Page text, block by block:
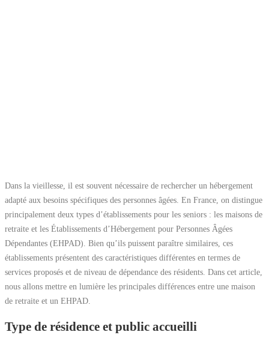
Dans la vieillesse, il est souvent nécessaire de rechercher un hébergement
adapté aux besoins spécifiques des personnes âgées. En France, on distingue
principalement deux types d’établissements pour les seniors : les maisons de
retraite et les Établissements d’Hébergement pour Personnes Âgées
Dépendantes (EHPAD). Bien qu’ils puissent paraître similaires, ces
établissements présentent des caractéristiques différentes en termes de
services proposés et de niveau de dépendance des résidents. Dans cet article,
nous allons mettre en lumière les principales différences entre une maison
de retraite et un EHPAD.
Type de résidence et public accueilli